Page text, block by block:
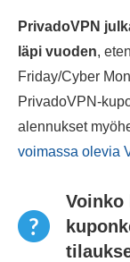
PrivadoVPN
läpi vuoden,
Friday/Cyber
PrivadoVPN-
alennukset
voimassa olevia
Voinko